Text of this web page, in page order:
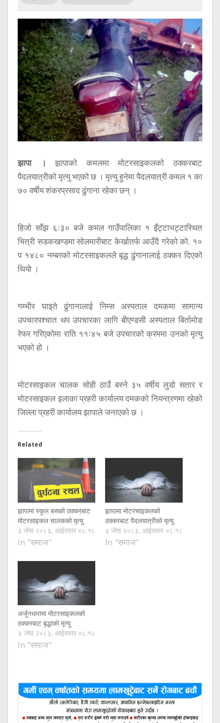
झापा ।
झापाको कमलमा मोटरसाइकलको ठक्करबाट
पैदलयात्रीको मृत्यु भएको छ । मृत्यु हुनेमा पैदलयात्री कमल १ का
७० वर्षीय शंकरप्रसाद ढुंगाना रहेका छन् ।
हिजो साँझ ६ः३० बजे कमल गाउँपालिका १ इँट्टाभट्टास्थित
भित्री सडकखण्डमा सोलमारीबाट केर्खातर्फ आउँदै गरेको को. १०
प १४८० नम्बरको मोटरसाइकलले बृद्ध ढुंगानालाई ठक्कर दिएको
थियो ।
गम्भीर घाइते ढुंगानालाई निम्स अस्पताल दमकमा सामान्य
उपचारपश्चात थप उपचारका लागि बीएण्डसी अस्पताल बिर्तामोड
रेफर गरिएकोमा राति ११ः४५ बजे उपचारको क्रममा उनको मृत्यु
भएको हो ।
मोटरसाइकल चालक सोही ठाउँ बस्ने ३५ वर्षीय लुडो सतार र
मोटरसाइकल इलाका प्रहरी कार्यालय दमकको नियन्त्रणमा रहेको
जिल्ला प्रहरी कार्यालय झापाले जनाएको छ ।
Related
झापामा स्कुल बसको ठक्करबाट
मोटरसाइकल चालकको मृत्यु
३ जेष्ठ २०८३, आईतवार ०८:१८
In "समाज"
झापामा मोटरसाइकलको
ठक्करबाट पैदलयात्रीको मृत्यु
३ जेष्ठ २०८३, आईतवार ०८:१८
In "समाज"
अर्जुनधारामा मोटरसाइकलको
ठक्करबाट बृद्धाको मृत्यु
३ जेष्ठ २०८३, आईतवार ०८:१८
In "समाज"
सूचना
प्रविधि
अन्तर्वार्ता
अन्तर्राष्ट्रिय
स्वास्थ्य
विज्ञापन
Tech